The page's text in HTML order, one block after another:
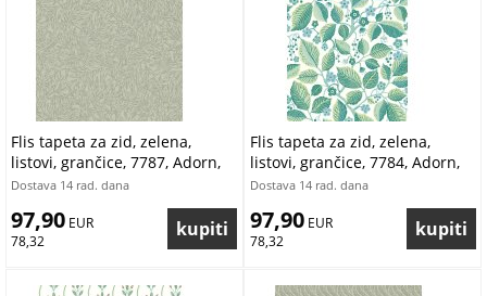
Flis tapeta za zid, zelena,
listovi, grančice, 7787, Adorn,
Borastapeter | Ljepilo Gratis
Dostava 14 rad. dana
97,90 EUR
78,32
Flis tapeta za zid, zelena,
listovi, grančice, 7784, Adorn,
Borastapeter | Ljepilo Gratis
Dostava 14 rad. dana
97,90 EUR
78,32